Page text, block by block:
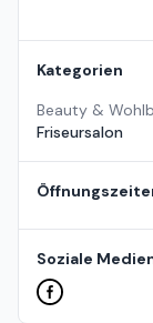
Kategorien
Beauty &
Friseursalon
Soziale